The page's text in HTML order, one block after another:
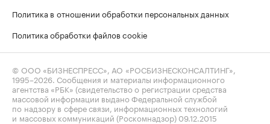
Политика в отношении обработки персональных данных
Политика обработки файлов cookie
© ООО «БИЗНЕСПРЕСС», АО «РОСБИЗНЕСКОНСАЛТИНГ»,
1995–2026 . Сообщения и материалы информационного
агентства «РБК» (свидетельство о регистрации средства
массовой информации выдано Федеральной службой
по надзору в сфере связи, информационных технологий
и массовых коммуникаций (Роскомнадзор) 09.12.2015